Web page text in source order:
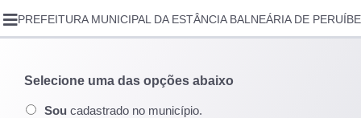
PREFEITURA MUNICIPAL DA ESTÂNCIA BALNEÁRIA DE PERUÍBE
SOLICITAR ACESSO
RECUPERAR SENHA
PRIMEIRO ACESSO
Selecione uma das opções abaixo
Sou cadastrado no município.